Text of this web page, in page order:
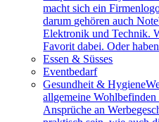
macht sich ein
darum gehören auch
Elektronik und Technik.
Favorit dabei. Oder
Essen & Süsses
Eventbedarf
Gesundheit & Hygiene
allgemeine
Ansprüche an